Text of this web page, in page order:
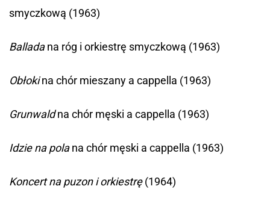
smyczkową (1963)
Balladana róg i orkiestrę smyczkową (1963)
Obłokina chór mieszany a cappella (1963)
Grunwaldna chór męski a cappella (1963)
Idzie na polana chór męski a cappella (1963)
Koncert na puzon i orkiestrę(1964)